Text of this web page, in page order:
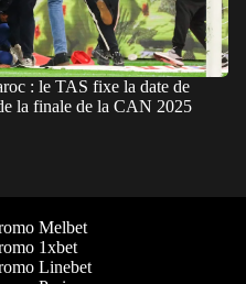
: le TAS fixe la date de
la finale de la CAN 2025
Melbet
1xbet
Linebet